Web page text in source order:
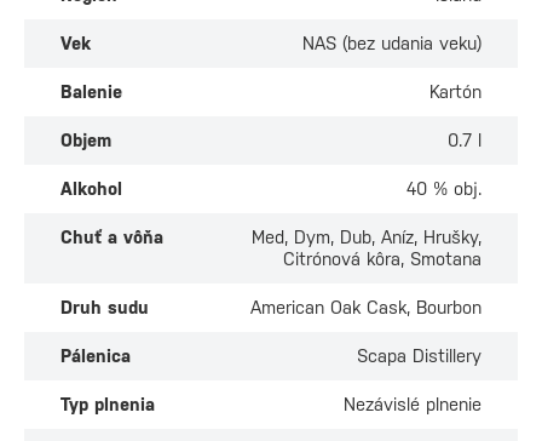
Vek NAS (bez udania veku)
Balenie Kartón
Objem 0.7 l
Alkohol 40 % obj.
Chuť a vôňa
Med, Dym, Dub, Aníz, Hrušky,
Citrónová kôra, Smotana
Druh sudu American Oak Cask, Bourbon
Pálenica Scapa Distillery
Typ plnenia Nezávislé plnenie